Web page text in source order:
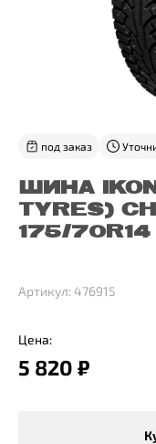
ШИНА
TYRES)
175/
под заказ
Цена:
5 820 ₽
Артикул: 476915